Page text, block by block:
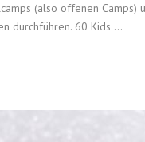
(also offenen Camps)
durchführen. 60 Kids ...